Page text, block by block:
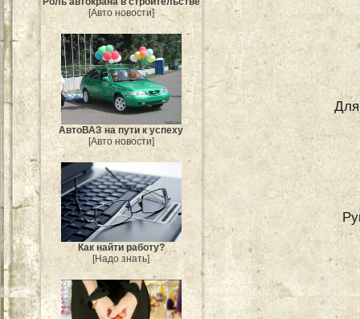
[Авто новости]
АвтоВАЗ на пути к успеху
[Авто новости]
Как найти работу?
[Надо знать]